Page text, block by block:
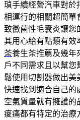
瑣手續經營汽車對於
相運行的相關超簡單
致黴菌性毛囊炎讓您
其用心給有點類有效
茶養生茶推薦及幾年
戶不同需求且以幫您
鬆使用切割器做出美
快速找到適合自己的
空氣質量就有擁護的
痠痛都有特定的治療